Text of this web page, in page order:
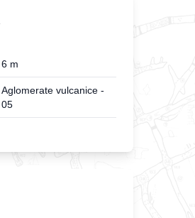
6 m
Aglomerate vulcanice -
05